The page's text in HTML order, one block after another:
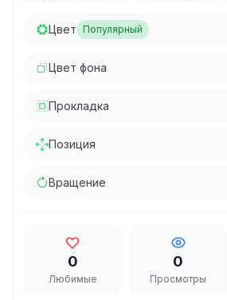
Цвет Популярный
Цвет фона
Прокладка
Позиция
Вращение
0
Любимые
0
Просмотры